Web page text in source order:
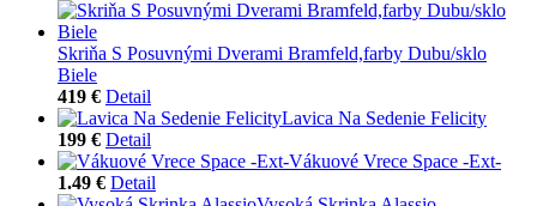
Skriňa S Posuvnými Dverami Bramfeld,farby Dubu/sklo
Biele
419 € Detail
Lavica Na Sedenie Felicity
199 € Detail
Vákuové Vrece Space -Ext-
1.49 € Detail